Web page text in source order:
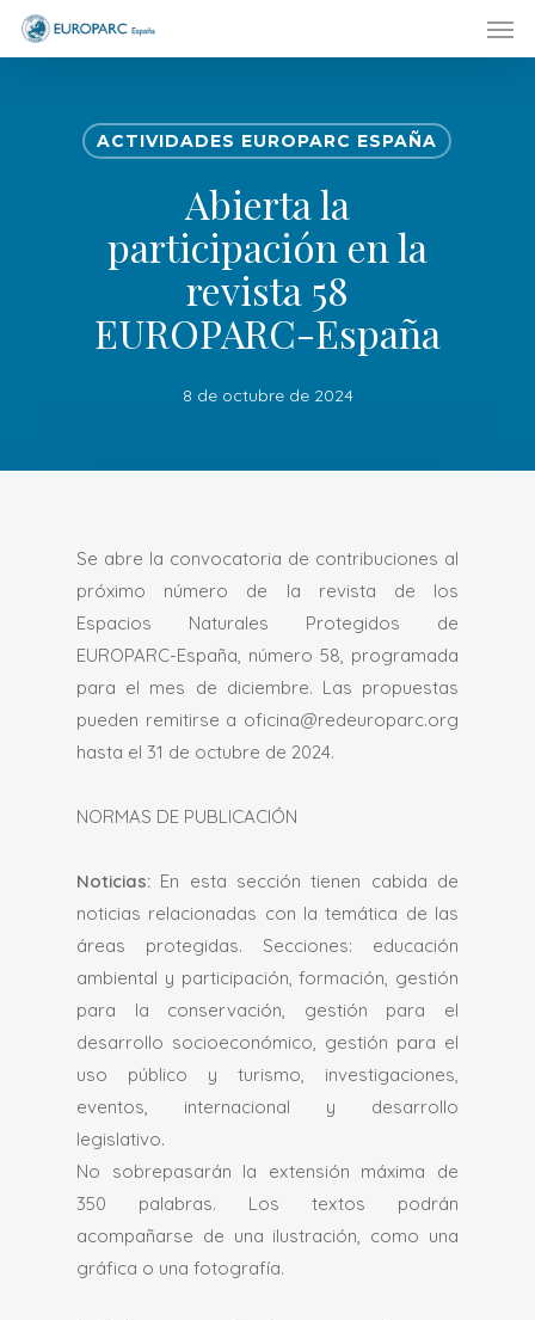
Skip
ACTIVIDADES EUROPARC ESPAÑA
Abierta la
participación en la
revista 58
EUROPARC-España
8 de octubre de 2024
Se abre la convocatoria de contribuciones al
próximo número de la revista de los
Espacios Naturales Protegidos de
EUROPARC-España, número 58, programada
para el mes de diciembre. Las propuestas
pueden remitirse a oficina@redeuroparc.org
hasta el 31 de octubre de 2024.
NORMAS DE PUBLICACIÓN
Noticias: En esta sección tienen cabida de
noticias relacionadas con la temática de las
áreas protegidas. Secciones: educación
ambiental y participación, formación, gestión
para la conservación, gestión para el
desarrollo socioeconómico, gestión para el
uso público y turismo, investigaciones,
eventos, internacional y desarrollo
legislativo.
No sobrepasarán la extensión máxima de
350 palabras. Los textos podrán
acompañarse de una ilustración, como una
gráfica o una fotografía.